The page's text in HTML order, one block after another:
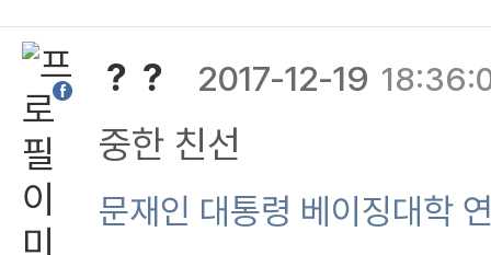
？？ 2017-12-19
중한 친선
문재인 대통령 베이징대학